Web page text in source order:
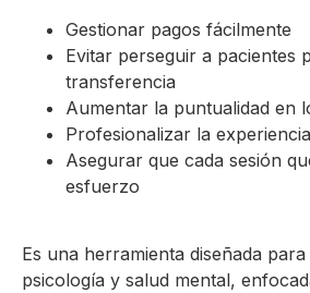
Gestionar pagos fácilmente
Evitar perseguir a pacientes
transferencia
Aumentar la puntualidad en
Profesionalizar la
Asegurar que cada sesión
esfuerzo
Es una herramienta diseñada
psicología y salud mental,